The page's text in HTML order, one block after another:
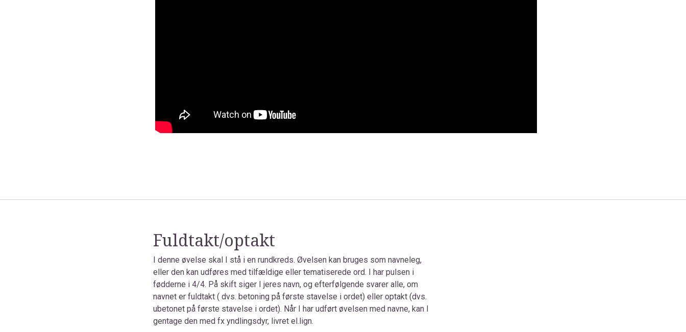
Fuldtakt/optakt
I denne øvelse skal I stå i en rundkreds. Øvelsen kan bruges som navneleg,
eller den kan udføres med tilfældige eller tematiserede ord. I har pulsen i
fødderne i 4/4. På skift siger I jeres navn, og efterfølgende svarer alle, om
navnet er fuldtakt ( dvs. betoning på første stavelse i ordet) eller optakt (dvs.
ubetonet på første stavelse i ordet). Når I har udført øvelsen med navne, kan I
gentage den med fx yndlingsdyr, livret el.lign.